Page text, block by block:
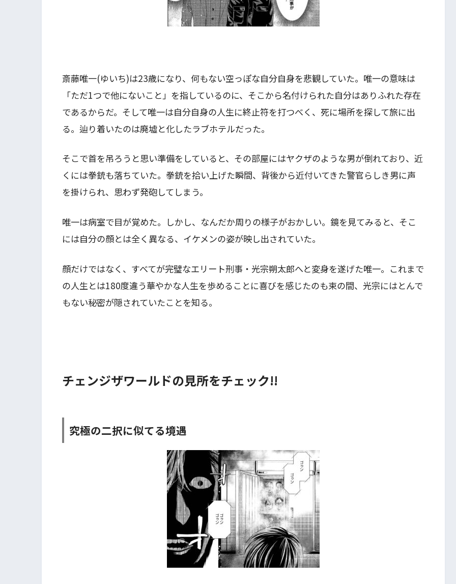
斎藤唯一(ゆいち)は23歳になり、何もない空っぽな自分自身を悲観していた。唯一の意味は
「ただ1つで他にないこと」を指しているのに、そこから名付けられた自分はありふれた存在
であるからだ。そして唯一は自分自身の人生に終止符を打つべく、死に場所を探して旅に出
る。辿り着いたのは廃墟と化したラブホテルだった。
そこで首を吊ろうと思い準備をしていると、その部屋にはヤクザのような男が倒れており、近
くには拳銃も落ちていた。拳銃を拾い上げた瞬間、背後から近付いてきた警官らしき男に声
を掛けられ、思わず発砲してしまう。
唯一は病室で目が覚めた。しかし、なんだか周りの様子がおかしい。鏡を見てみると、そこ
には自分の顔とは全く異なる、イケメンの姿が映し出されていた。
顔だけではなく、すべてが完璧なエリート刑事・光宗朔太郎へと変身を遂げた唯一。これまで
の人生とは180度違う華やかな人生を歩めることに喜びを感じたのも束の間、光宗にはとんで
もない秘密が隠されていたことを知る。
チェンジザワールドの見所をチェック!!
究極の二択に似てる境遇